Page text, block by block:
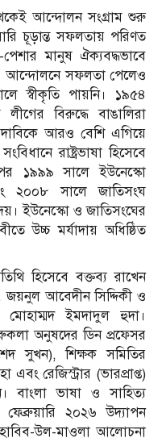
আন্দোলন সংগ্রাম শুরু
চূড়ান্ত সফলতায় পরিণত
মানুষ ঐক্যবদ্ধভাবে
আন্দোলনে সফলতা পেলেও
স্বীকৃতি পায়নি। ১৯৫৪
বিরুদ্ধে বাঙালিরা
দাবিকে আরও বেশি এগিয়ে
রাষ্ট্রভাষা হিসেবে
১৯৯৯ সালে ইউনেস্কো
২০০৮ সালে জাতিসংঘ
ইউনেস্কো ও জাতিসংঘের
উচ্চ মর্যাদায় অধিষ্ঠিত
হিসেবে বক্তব্য রাখেন
জয়নুল আবেদীন সিদ্দিকী ও
ইমদাদুল হুদা।
অনুষদের ডিন প্রফেসর
সুখন), শিক্ষক সমিতির
রেজিস্ট্রার (ভারপ্রাপ্ত)
বাংলা ভাষা ও সাহিত্য
২০২৬ উদ্যাপন
উল-মাওলা আলোচনা